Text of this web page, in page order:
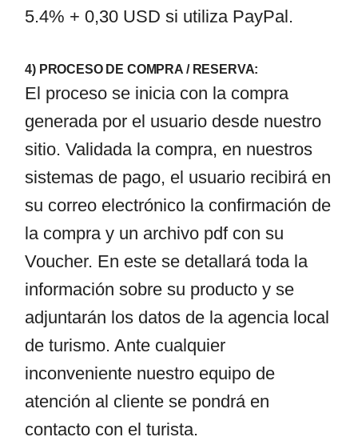
5.4% + 0,30 USD si utiliza PayPal.
4) PROCESO DE COMPRA / RESERVA:
El proceso se inicia con la compra
generada por el usuario desde nuestro
sitio. Validada la compra, en nuestros
sistemas de pago, el usuario recibirá en
su correo electrónico la confirmación de
la compra y un archivo pdf con su
Voucher. En este se detallará toda la
información sobre su producto y se
adjuntarán los datos de la agencia local
de turismo. Ante cualquier
inconveniente nuestro equipo de
atención al cliente se pondrá en
contacto con el turista.